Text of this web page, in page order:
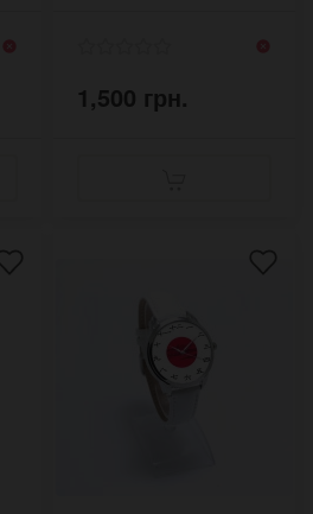
1,500 грн.